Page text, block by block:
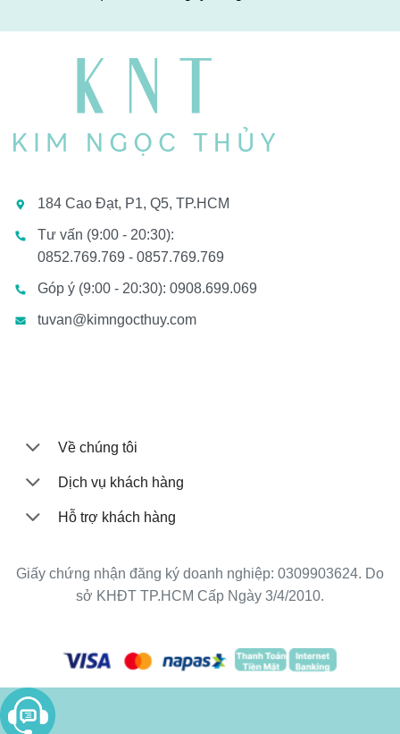
184 Cao Đạt, P1, Q5, TP.HCM
Tư vấn (9:00 - 20:30):
0852.769.769 - 0857.769.769
Góp ý (9:00 - 20:30): 0908.699.069
tuvan@kimngocthuy.com
Về chúng tôi
Dịch vụ khách hàng
Hỗ trợ khách hàng
Giấy chứng nhận đăng ký doanh nghiệp: 0309903624. Do
sở KHĐT TP.HCM Cấp Ngày 3/4/2010.